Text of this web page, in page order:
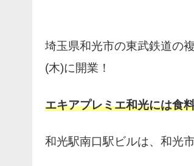
埼玉県和光市の東武鉄道の
(木)に開業！
エキアプレミエ和光には食
和光駅南口駅ビルは、和光